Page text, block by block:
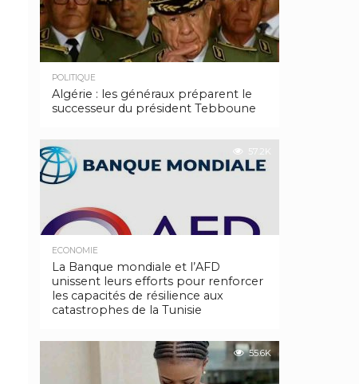
POLITIQUE
Algérie : les généraux préparent le
successeur du président Tebboune
57.2K
ECONOMIE
La Banque mondiale et l’AFD
unissent leurs efforts pour renforcer
les capacités de résilience aux
catastrophes de la Tunisie
55.6K